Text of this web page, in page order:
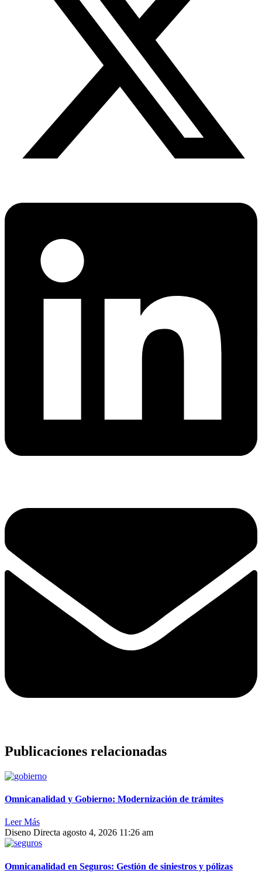
Publicaciones relacionadas
Omnicanalidad y Gobierno: Modernización de trámites
Leer Más
Diseno Directa agosto 4, 2026 11:26 am
Omnicanalidad en Seguros: Gestión de siniestros y pólizas